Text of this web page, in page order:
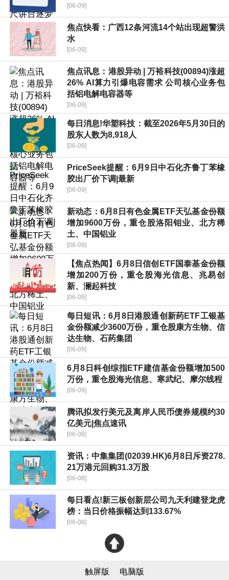
[06-09]
焦点快看：广西12条河流14个站出现超警洪
水
[06-09]
焦点讯息：港股异动 | 万裕科技(00894)涨超
26% AI算力引爆电容需求 公司核心业务包
括铝电解电容器等
[06-09]
每日消息!华塑科技：截至2026年5月30日的
股东人数为8,918人
[06-09]
PriceSeek提醒：6月9日中石化齐鲁丁苯橡
胶出厂价下调|最新
[06-09]
新动态：6月8日有色金属ETF天弘基金份额
增加9600万份，重仓股洛阳钼业、北方稀
土、中国铝业
[06-09]
【焦点热闻】6月8日信创ETF国泰基金份额
增加200万份，重仓股海光信息、兆易创
新、澜起科技
[06-09]
每日短讯：6月8日港股通创新药ETF工银基
金份额减少3600万份，重仓股康方生物、信
达生物、石药集团
[06-09]
6月8日科创综指ETF建信基金份额增加500
万份，重仓股海光信息、寒武纪、摩尔线程
[06-09]
腾讯拟发行美元及离岸人民币债券规模约30
亿美元|焦点速讯
[06-08]
资讯：中集集团(02039.HK)6月8日斥资278.
21万港元回购31.3万股
[06-08]
每日看点!新三板创新层公司九天利建登龙虎
榜：当日价格振幅达到133.67%
[06-08]
触屏版 电脑版